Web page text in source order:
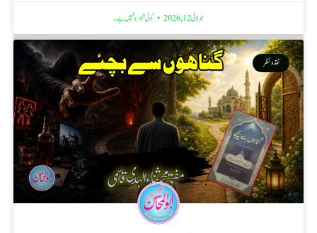
جولائی 12, 2026 کوئی تبصرہ نہیں ہے۔
نقد ونظر